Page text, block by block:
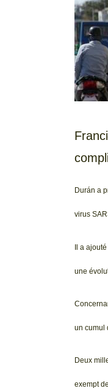
Durán a
virus
Il a
une
un cumul
Deux
exempt